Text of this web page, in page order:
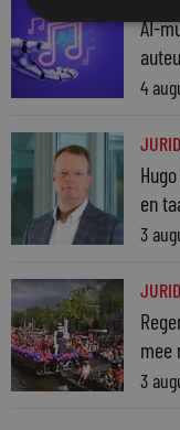
AI-
4
en
3
mee
3